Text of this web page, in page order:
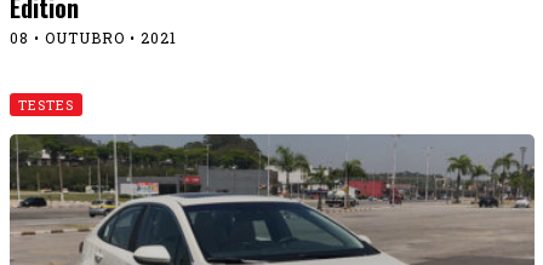
08 • OUTUBRO • 2021
TESTES